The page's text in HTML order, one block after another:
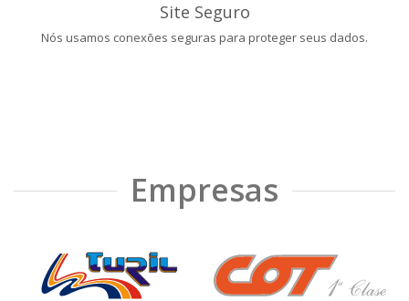
Site Seguro
Nós usamos conexões seguras para proteger seus dados.
Empresas
❮ ❯